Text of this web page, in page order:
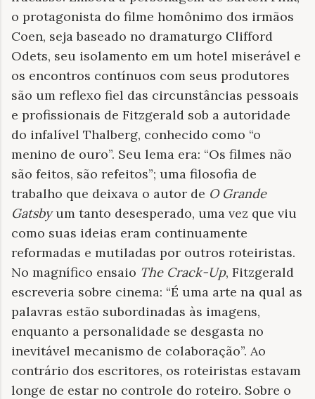
o protagonista do filme homônimo dos irmãos
Coen, seja baseado no dramaturgo Clifford
Odets, seu isolamento em um hotel miserável e
os encontros contínuos com seus produtores
são um reflexo fiel das circunstâncias pessoais
e profissionais de Fitzgerald sob a autoridade
do infalível Thalberg, conhecido como “o
menino de ouro”. Seu lema era: “Os filmes não
são feitos, são refeitos”; uma filosofia de
trabalho que deixava o autor de O Grande
Gatsbyum tanto desesperado, uma vez que viu
como suas ideias eram continuamente
reformadas e mutiladas por outros roteiristas.
No magnífico ensaio The Crack-Up, Fitzgerald
escreveria sobre cinema: “É uma arte na qual as
palavras estão subordinadas às imagens,
enquanto a personalidade se desgasta no
inevitável mecanismo de colaboração”. Ao
contrário dos escritores, os roteiristas estavam
longe de estar no controle do roteiro. Sobre o